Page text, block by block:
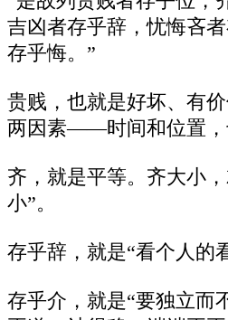
吉凶者存乎辞，忧悔吝
存乎悔。”
贵贱，也就是好坏、有
两因素——时间和位置，
齐，就是平等。齐大小
小”。
存乎辞，就是“看个人的
存乎介，就是“要独立而